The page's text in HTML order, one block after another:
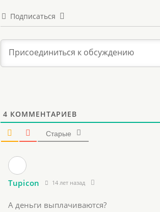
Подписаться
4 КОММЕНТАРИЕВ
Старые
Tupicon 14 лет назад
А деньги выплачиваются?